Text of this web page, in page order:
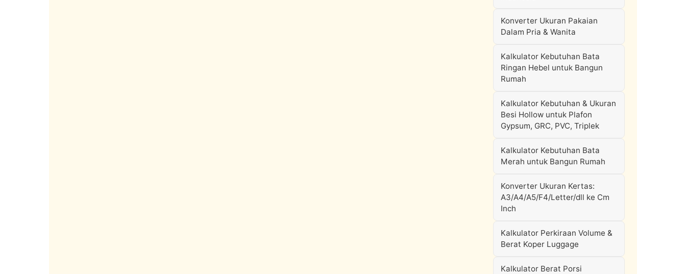
Konverter Ukuran Pakaian
Dalam Pria & Wanita
Kalkulator Kebutuhan Bata
Ringan Hebel untuk Bangun
Rumah
Kalkulator Kebutuhan & Ukuran
Besi Hollow untuk Plafon
Gypsum, GRC, PVC, Triplek
Kalkulator Kebutuhan Bata
Merah untuk Bangun Rumah
Konverter Ukuran Kertas:
A3/A4/A5/F4/Letter/dll ke Cm
Inch
Kalkulator Perkiraan Volume &
Berat Koper Luggage
Kalkulator Berat Porsi